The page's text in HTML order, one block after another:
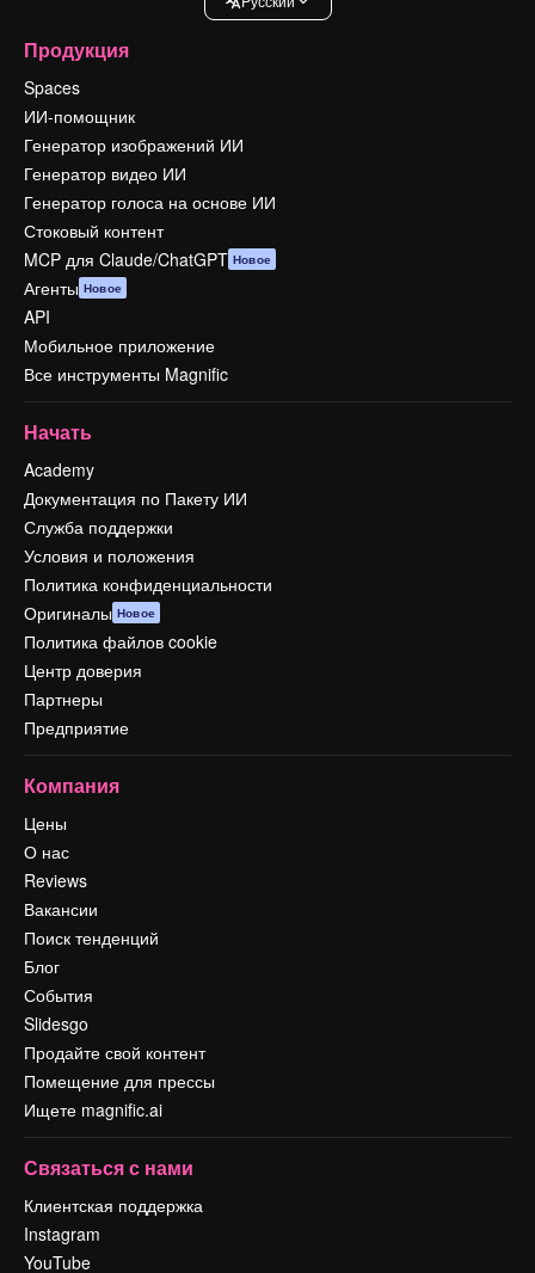
Продукция
Spaces
ИИ-помощник
Генератор изображений ИИ
Генератор видео ИИ
Генератор голоса на основе ИИ
Стоковый контент
MCP для Claude/ChatGPT Новое
Агенты Новое
API
Мобильное приложение
Все инструменты Magnific
Начать
Academy
Документация по Пакету ИИ
Служба поддержки
Условия и положения
Политика конфиденциальности
Оригиналы Новое
Политика файлов cookie
Центр доверия
Партнеры
Предприятие
Компания
Цены
О нас
Reviews
Вакансии
Поиск тенденций
Блог
События
Slidesgo
Продайте свой контент
Помещение для прессы
Ищете magnific.ai
Связаться с нами
Клиентская поддержка
Instagram
YouTube